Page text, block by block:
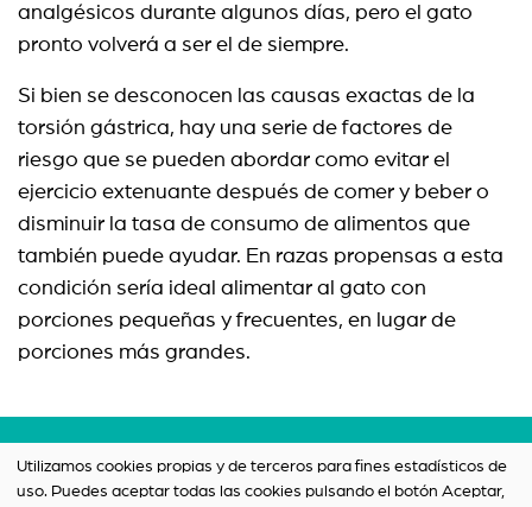
analgésicos durante algunos días, pero el gato
pronto volverá a ser el de siempre.
Si bien se desconocen las causas exactas de la
torsión gástrica, hay una serie de factores de
riesgo que se pueden abordar como evitar el
ejercicio extenuante después de comer y beber o
disminuir la tasa de consumo de alimentos que
también puede ayudar. En razas propensas a esta
condición sería ideal alimentar al gato con
porciones pequeñas y frecuentes, en lugar de
porciones más grandes.
Términos y condiciones
Política de privacidad
Utilizamos cookies propias y de terceros para fines estadísticos de
uso. Puedes aceptar todas las cookies pulsando el botón Aceptar,